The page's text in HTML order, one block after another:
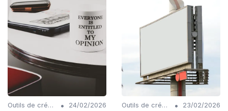
Outils de création de contenu automatisés •
24/02/2026
Outils de création de contenu automatisés •
23/02/2026